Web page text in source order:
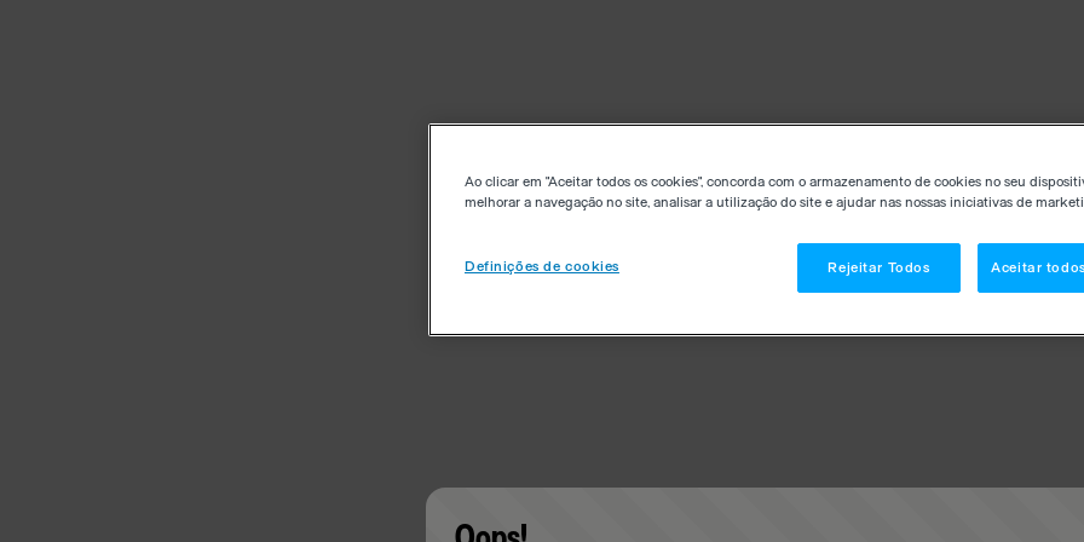
Ao clicar em "Aceitar todos os cookies", concorda com o armazenamento de cookies no seu
melhorar a navegação no site, analisar a utilização do site e ajudar nas nossas iniciativas de
Definições de cookies Rejeitar Todos Aceitar